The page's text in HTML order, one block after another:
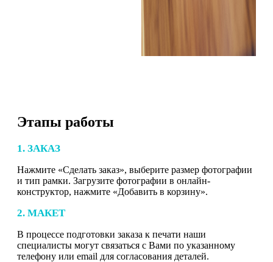
Этапы работы
1. ЗАКАЗ
Нажмите «Сделать заказ», выберите размер фотографии
и тип рамки. Загрузите фотографии в онлайн-
конструктор, нажмите «Добавить в корзину».
2. МАКЕТ
В процессе подготовки заказа к печати наши
специалисты могут связаться с Вами по указанному
телефону или email для согласования деталей.